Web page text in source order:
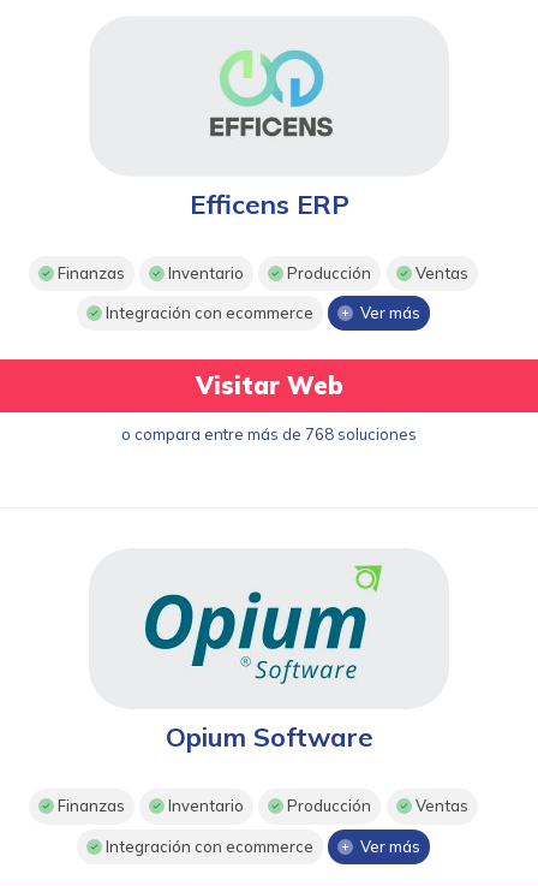
Efficens ERP
Finanzas Inventario Producción Ventas
Integración con ecommerce Ver más
Visitar Web
o compara entre más de 768 soluciones
Opium Software
Finanzas Inventario Producción Ventas
Integración con ecommerce Ver más